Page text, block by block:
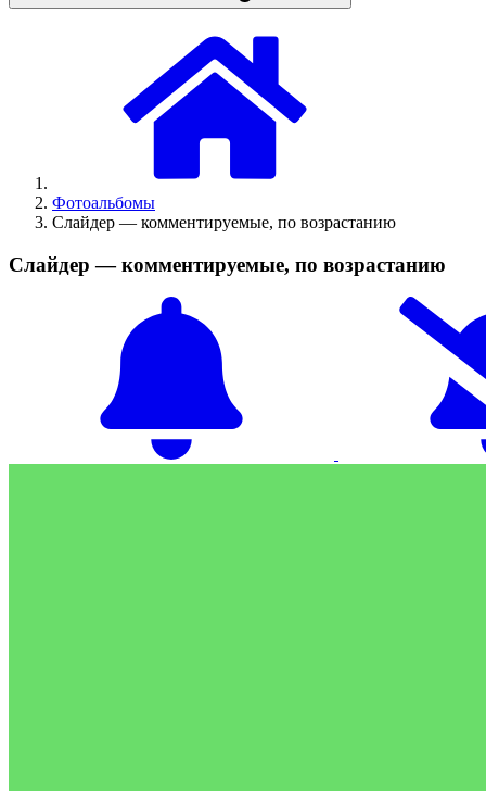
Фотоальбомы
Слайдер — комментируемые, по возрастанию
Слайдер — комментируемые, по возрастанию